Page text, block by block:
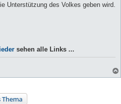
Unterstützung des Volkes geben wird.
sehen alle Links ...
Thema